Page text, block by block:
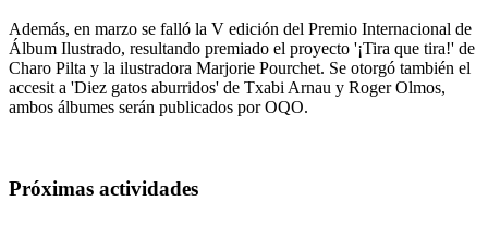
Además, en marzo se falló la V edición del Premio Internacional de
Álbum Ilustrado, resultando premiado el proyecto '¡Tira que tira!' de
Charo Pilta y la ilustradora Marjorie Pourchet. Se otorgó también el
accesit a 'Diez gatos aburridos' de Txabi Arnau y Roger Olmos,
ambos álbumes serán publicados por OQO.
Próximas actividades